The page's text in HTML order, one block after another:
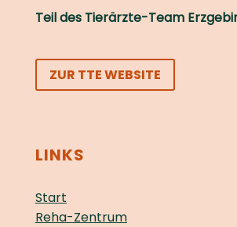
Teil des Tierärzte-Team
ZUR TTE WEBSITE
LINKS
Start
Reha-Zentrum